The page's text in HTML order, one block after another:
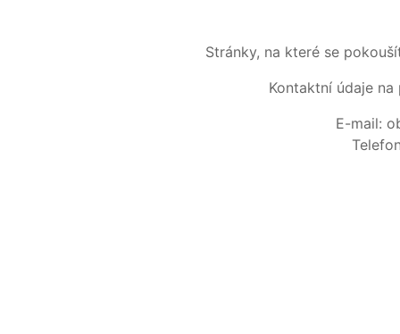
Stránky, na které se
Kontaktní údaje
E-mail: